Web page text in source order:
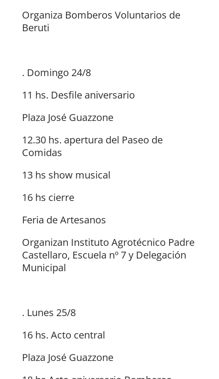
Organiza Bomberos Voluntarios de
Beruti
. Domingo 24/8
11 hs. Desfile aniversario
Plaza José Guazzone
12.30 hs. apertura del Paseo de
Comidas
13 hs show musical
16 hs cierre
Feria de Artesanos
Organizan Instituto Agrotécnico Padre
Castellaro, Escuela nº 7 y Delegación
Municipal
. Lunes 25/8
16 hs. Acto central
Plaza José Guazzone